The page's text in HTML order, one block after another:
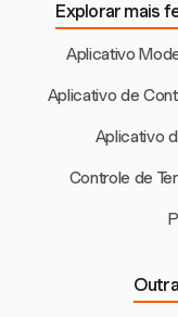
Explorar mais
Aplicativo
Aplicativo de
Aplicativo
Controle de